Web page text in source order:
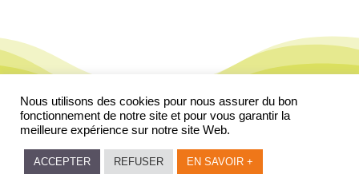
Mentions légales & crédits
Politique de confidentialité
© MASSAGES NOMADES
STÉPHANIE DE CAMBOURG
Nous utilisons des cookies pour nous assurer du bon
fonctionnement de notre site et pour vous garantir la
meilleure expérience sur notre site Web.
ACCEPTER REFUSER EN SAVOIR +